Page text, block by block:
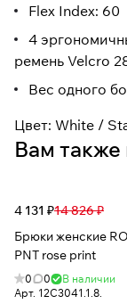
Flex Index: 60
4
ремень Velcro
Вес одного
Цвет: White /
Вам также
4 131 ₽14 826 ₽
Брюки женские
PNT rose print
0 0
В наличии
Арт. 12C3041.1.8.